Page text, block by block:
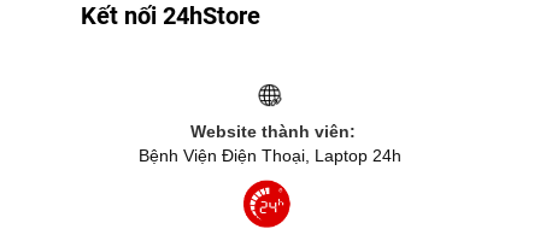
Kết nối 24hStore
Website thành viên:
Bệnh Viện Điện Thoại, Laptop 24h